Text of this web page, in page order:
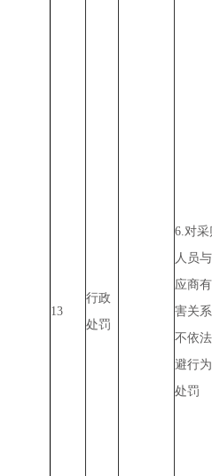
13
行政
处罚
6.对采
人员
应商
害关
不依
避行
处罚